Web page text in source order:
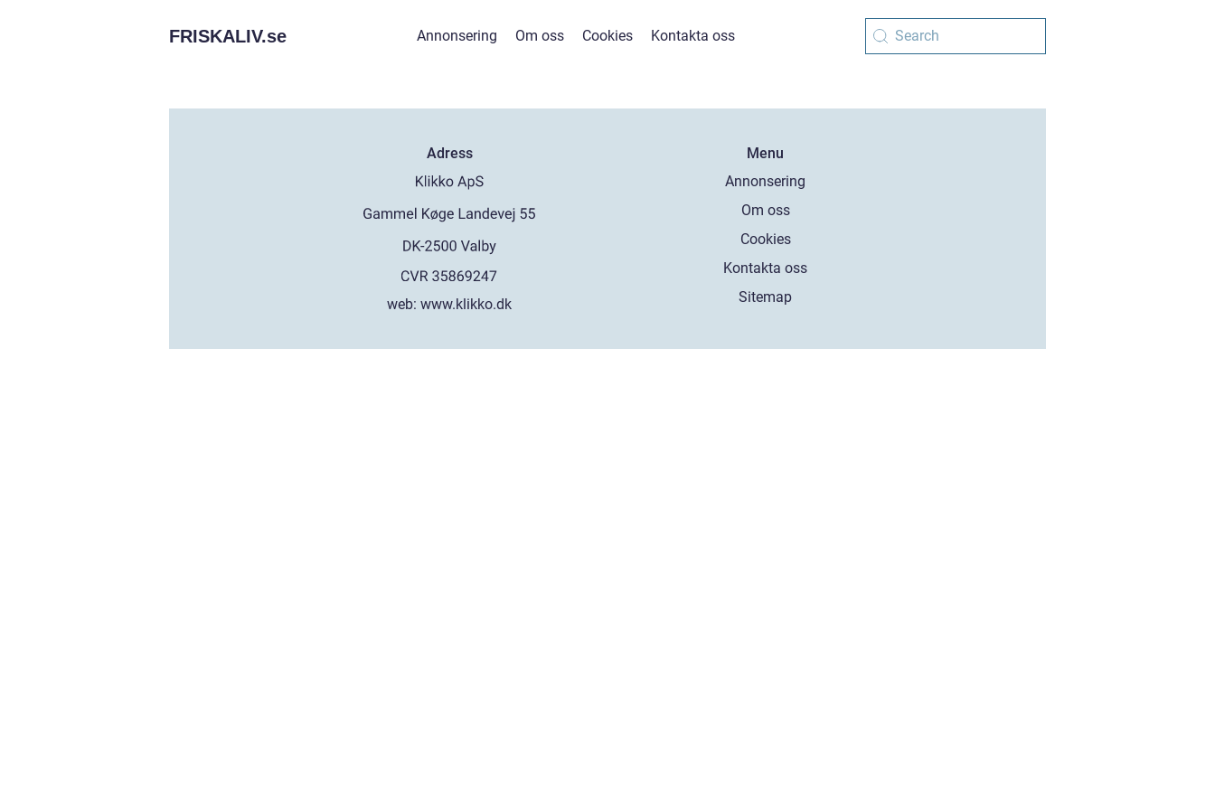
FRISKALIV.se Annonsering Om oss Cookies Kontakta oss
Adress
web:www.klikko.dk
Menu
Annonsering
Om oss
Cookies
Kontakta oss
Sitemap